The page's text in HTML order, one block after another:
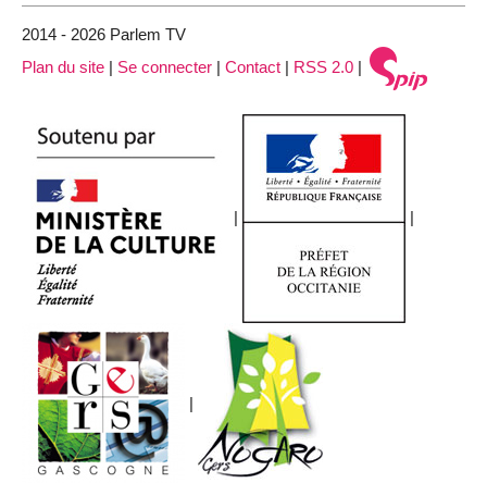
2014 - 2026 Parlem TV
Plan du site | Se connecter | Contact | RSS 2.0 |
| |
|